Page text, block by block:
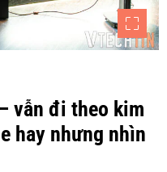
vẫn đi theo kim
hay nhưng nhìn